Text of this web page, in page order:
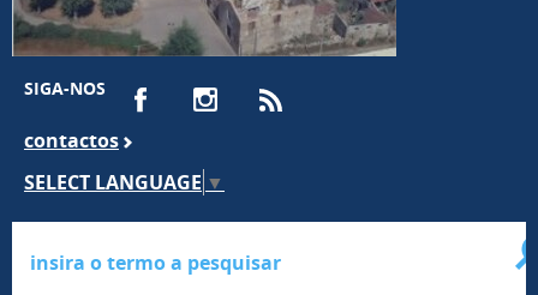
SIGA-NOS
contactos
SELECT LANGUAGE ▼